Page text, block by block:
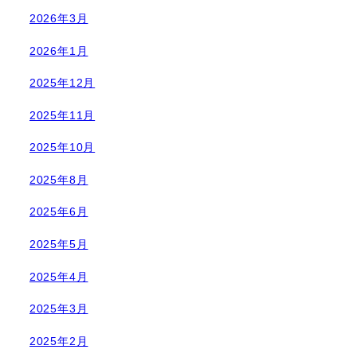
2026年3月
2026年1月
2025年12月
2025年11月
2025年10月
2025年8月
2025年6月
2025年5月
2025年4月
2025年3月
2025年2月